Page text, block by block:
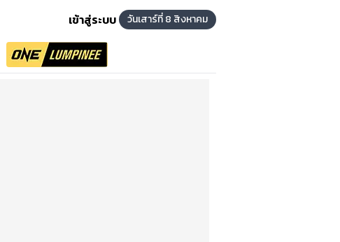
เข้าสู่ระบบ
วันเสาร์ที่ 8 สิงหาคม